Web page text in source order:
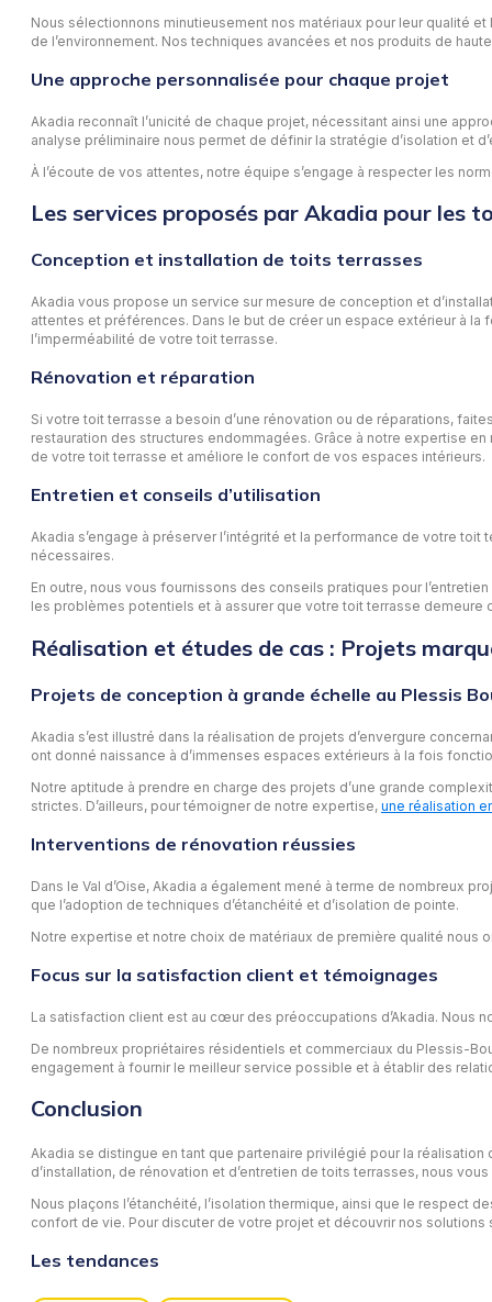
Nous sélectionnons minutieusement nos matériaux pour leur qualité
de l’environnement. Nos techniques avancées et nos produits de
Une approche personnalisée pour chaque projet
Akadia reconnaît l’unicité de chaque projet, nécessitant ainsi une
analyse préliminaire nous permet de définir la stratégie d’isolation et
À l’écoute de vos attentes, notre équipe s’engage à respecter les
Les services proposés par Akadia pour les
Conception et installation de toits terrasses
Akadia vous propose un service sur mesure de conception et
attentes et préférences. Dans le but de créer un espace extérieur à
l’imperméabilité de votre toit terrasse.
Rénovation et réparation
Si votre toit terrasse a besoin d’une rénovation ou de réparations,
restauration des structures endommagées. Grâce à notre expertise
de votre toit terrasse et améliore le confort de vos espaces intérieurs.
Entretien et conseils d’utilisation
Akadia s’engage à préserver l’intégrité et la performance de votre
nécessaires.
En outre, nous vous fournissons des conseils pratiques pour
les problèmes potentiels et à assurer que votre toit terrasse demeure
Réalisation et études de cas : Projets
Projets de conception à grande échelle au Plessis
Akadia s’est illustré dans la réalisation de projets d’envergure
ont donné naissance à d’immenses espaces extérieurs à la fois
Notre aptitude à prendre en charge des projets d’une grande
strictes. D’ailleurs, pour témoigner de notre expertise, une réalisation
Interventions de rénovation réussies
Dans le Val d’Oise, Akadia a également mené à terme de nombreux
que l’adoption de techniques d’étanchéité et d’isolation de pointe.
Notre expertise et notre choix de matériaux de première qualité nous
Focus sur la satisfaction client et témoignages
La satisfaction client est au cœur des préoccupations d’Akadia. Nous
De nombreux propriétaires résidentiels et commerciaux du Plessis-
engagement à fournir le meilleur service possible et à établir des
Conclusion
Akadia se distingue en tant que partenaire privilégié pour la réalisation
d’installation, de rénovation et d’entretien de toits terrasses, nous
Nous plaçons l’étanchéité, l’isolation thermique, ainsi que le respect
confort de vie. Pour discuter de votre projet et découvrir nos
Les tendances